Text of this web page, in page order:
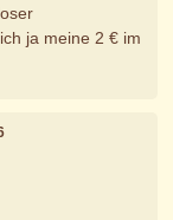
ja meine 2 € im